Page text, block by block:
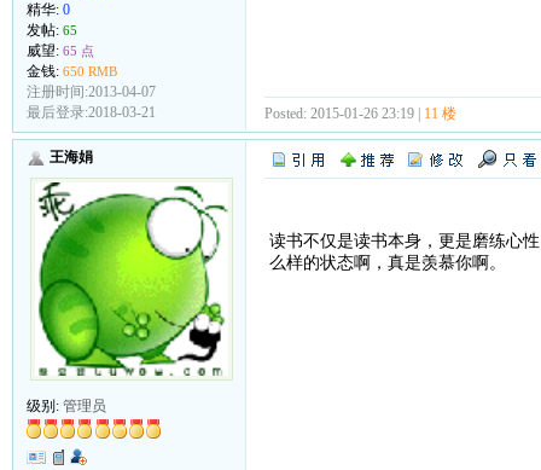
精华: 0
发帖: 65
威望: 65 点
金钱: 650 RMB
注册时间:2013-04-07
最后登录:2018-03-21
Posted: 2015-01-26 23:19 | 11 楼
王海娟
级别: 管理员
读书不仅是读书本身，更是磨练心
么样的状态啊，真是羡慕你啊。